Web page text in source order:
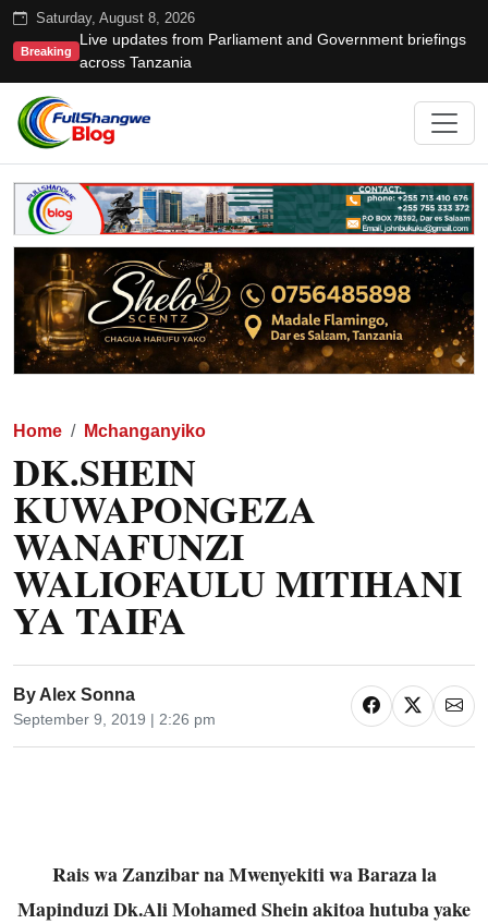
Saturday, August 8, 2026
Breaking
Live updates from Parliament and Government briefings
across Tanzania
Home Mchanganyiko
DK.SHEIN
KUWAPONGEZA
WANAFUNZI
WALIOFAULU MITIHANI
YA TAIFA
By Alex Sonna
September 9, 2019 | 2:26 pm
Rais wa Zanzibar na Mwenyekiti wa Baraza la
Mapinduzi Dk.Ali Mohamed Shein akitoa hutuba yake